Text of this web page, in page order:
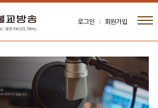
로그인 회원가입